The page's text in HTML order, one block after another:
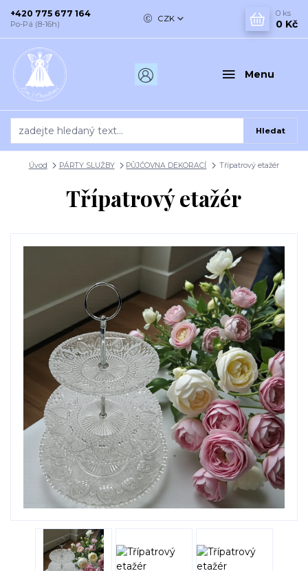
Menu
CZK
Hledat
+420 775 677 164
Po-Pá (8-16h)
0 ks
0 Kč
Úvod PÁRTY SLUŽBY PŮJČOVNA DEKORACÍ Třípatrový etažér
Třípatrový etažér